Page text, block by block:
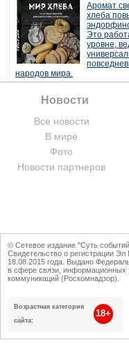
Аромат
хлеба
Это
уровне,
народов мира.
Новости
Все новости
В мире
Фото
Новости партнеров
© Сетевое издание "Суть
Свидетельство о регистрации
18.08.2015 года. Выдано
в сфере связи, информационных
коммуникаций (Роскомнадзор).
Возрастная категория
сайта:
18+